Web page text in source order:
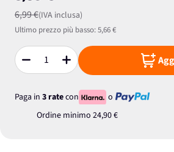
6,99 €(IVA inclusa)
Ultimo prezzo più basso:5,66 €
Quantità
Paga in 3 ratecon
o
Ordine minimo 24,90 €